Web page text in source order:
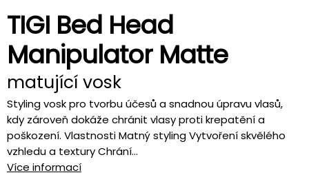
TIGI Bed Head
Manipulator Matte
matující vosk
Styling vosk pro tvorbu účesů a snadnou úpravu vlasů,
kdy zároveň dokáže chránit vlasy proti krepatění a
poškození. Vlastnosti Matný styling Vytvoření skvělého
vzhledu a textury Chrání...
Více informací